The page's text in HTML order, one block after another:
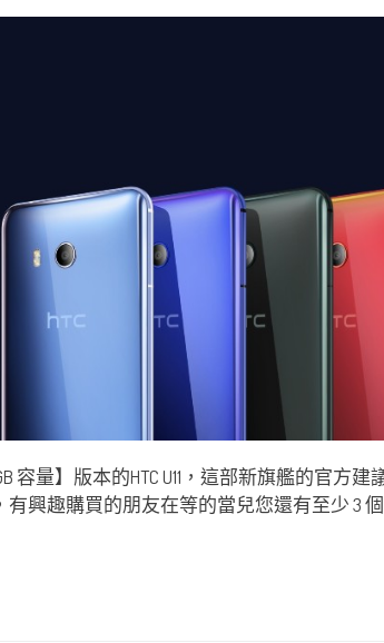
容量】版本的HTC U11，這部新旗艦的官方建
興趣購買的朋友在等的當兒您還有至少 3